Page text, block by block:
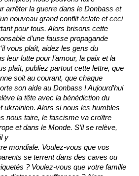
arrêter la guerre dans le Donbass et
nouveau grand conflit éclate et ceci
pour tous. Alors brisons cette
d’une fausse propagande
vous plaît, aidez les gens du
leur lutte pour l’amour, la paix et la
plaît, publiez partout cette lettre, que
soit au courant, que chaque
son aide au Donbass ! Aujourd’hui
la tête avec la bénédiction du
ukrainien. Alors si nous les humbles
nous taire, le fascisme va croître
et dans le Monde. S’il se relève,
y
mondiale. Voulez-vous que vos
se terrent dans des caves ou
? Voulez-vous que votre famille